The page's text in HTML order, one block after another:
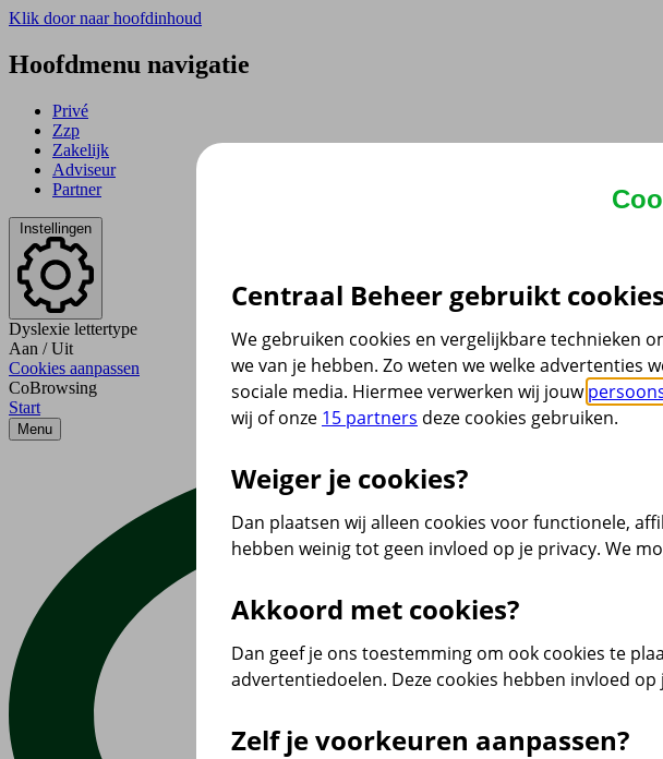
Klik door naar hoofdinhoud
Hoofdmenu navigatie
Privé
Zzp
Zakelijk
Adviseur
Partner
Instellingen
Dyslexie lettertype
Aan / Uit
Cookies aanpassen
CoBrowsing
Start
Menu
Centraal Beheer gebruikt
We gebruiken cookies en vergelijkbare technieken
we van je hebben. Zo weten we welke advertenties
sociale media. Hiermee verwerken wij jouw
wij of onze 15 partners deze cookies gebruiken.
Weiger je cookies?
Dan plaatsen wij alleen cookies voor functionele,
hebben weinig tot geen invloed op je privacy. We
Akkoord met cookies?
Dan geef je ons toestemming om ook cookies te
advertentiedoelen. Deze cookies hebben invloed op
Zelf je voorkeuren aanpassen?